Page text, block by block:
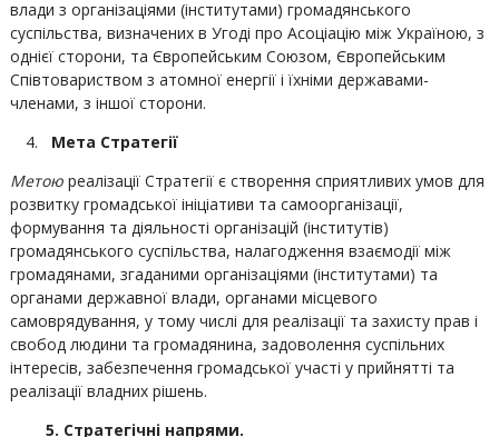
влади з організаціями (інститутами) громадянського
суспільства, визначених в Угоді про Асоціацію між Україною, з
однієї сторони, та Європейським Союзом, Європейським
Співтовариством з атомної енергії і їхніми державами-
членами, з іншої сторони.
Мета Стратегії
Метою реалізації Стратегії є створення сприятливих умов для
розвитку громадської ініціативи та самоорганізації,
формування та діяльності організацій (інститутів)
громадянського суспільства, налагодження взаємодії між
громадянами, згаданими організаціями (інститутами) та
органами державної влади, органами місцевого
самоврядування, у тому числі для реалізації та захисту прав і
свобод людини та громадянина, задоволення суспільних
інтересів, забезпечення громадської участі у прийнятті та
реалізації владних рішень.
5. Стратегічні напрями.